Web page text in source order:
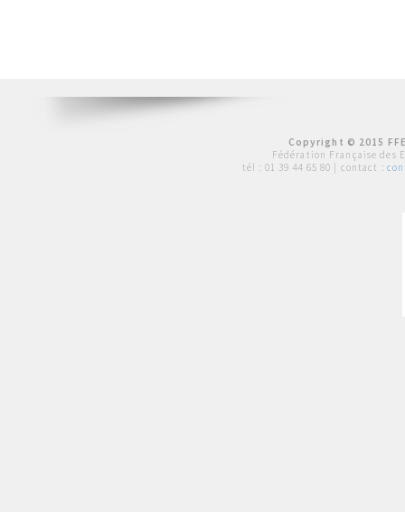
Copyright © 2015
Fédération Française des
tél : 01 39 44 65 80 | contact :